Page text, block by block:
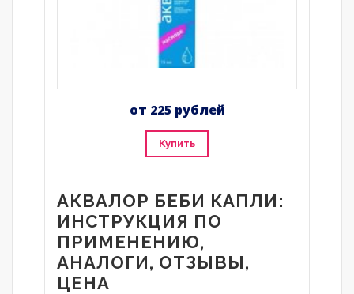
от 225 рублей
Купить
АКВАЛОР БЕБИ КАПЛИ:
ИНСТРУКЦИЯ ПО
ПРИМЕНЕНИЮ,
АНАЛОГИ, ОТЗЫВЫ,
ЦЕНА